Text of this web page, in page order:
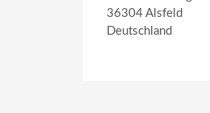
36304 Alsfeld
Deutschland